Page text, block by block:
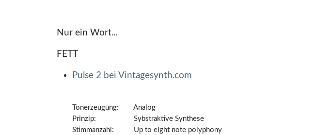
Nur ein Wort...
FETT
Pulse 2 bei Vintagesynth.com
Tonerzeugung:
Analog
Prinzip:
Sybstraktive Synthese
Stimmanzahl:
Up to eight note polyphony